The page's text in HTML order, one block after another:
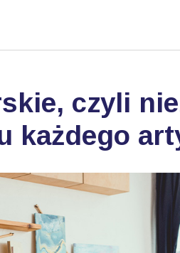
czyli
każdego